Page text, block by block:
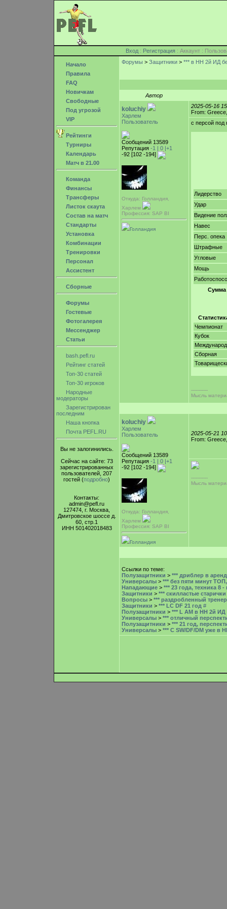
Вход : Регистрация : Аккаунт :
Начало
Правила
FAQ
Новичкам
Свободные
Под угрозой
VIP
Рейтинги
Турниры
Календарь
Матч в 21.00
Команда
Финансы
Трансферы
Листок скаута
Состав на матч
Стандарты
Установка
Комбинации
Тренировки
Персонал
Ассистент
Сборные
Форумы
Гостевые
Фотогалерея
Мессенджер
Статьи
bash.pefl.ru
Рейтинг статей
Топ-30 статей
Топ-30 игроков
Народные
модераторы
Зарегистрирован
последним
Наша кнопка
Почта PEFL.RU
Вы не залогинились.
Сейчас на сайте: 73
зарегистрированных
пользователей, 207
гостей (подробно)
Контакты:
admin@pefl.ru
127474, г. Москва,
Дмитровское шоссе д.
60, стр.1
ИНН 501402018483
Форумы > Защитники > *** в НН 2й ИД
Автор
koluchiy
Харлем
Пользователь
Сообщений 13589
Репутация -1 | 0 |+1
-92 [102 -194]
Откуда: Голландия,
Харлем
Профессия: SAP BI
Голландия
2025-05-16
From:
с персой под
Лидерство
Удар
Видение
Навес
Перс. опека
Штрафные
Угловые
Мощь
Сумма
Чемпионат
Кубок
Сборная
-----------
Мысль
koluchiy
Харлем
Пользователь
Сообщений 13589
Репутация -1 | 0 |+1
-92 [102 -194]
Откуда: Голландия,
Харлем
Профессия: SAP BI
Голландия
2025-05-21
From:
-----------
Мысль
Ссылки по теме:
Полузащитники > *** дриблер в
Универсалы > *** без пяти минут
Нападающие > *** 23 года, техника 8 -
Защитники > *** скилластые старички
Вопросы > *** раздробленный
Защитники > *** LC DF 21 год #
Полузащитники > *** L AM в НН 2й ИД
Универсалы > *** отличный
Полузащитники > *** 21 год,
Универсалы > *** C SW/DF/DM уже в